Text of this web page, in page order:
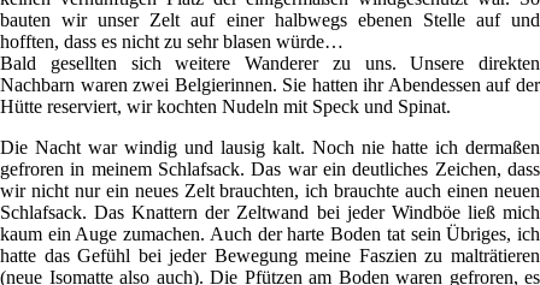
bauten wir unser Zelt auf einer halbwegs ebenen Stelle auf und
hofften, dass es nicht zu sehr blasen würde…
Bald gesellten sich weitere Wanderer zu uns. Unsere direkten
Nachbarn waren zwei Belgierinnen. Sie hatten ihr Abendessen auf der
Hütte reserviert, wir kochten Nudeln mit Speck und Spinat.
Die Nacht war windig und lausig kalt. Noch nie hatte ich dermaßen
gefroren in meinem Schlafsack. Das war ein deutliches Zeichen, dass
wir nicht nur ein neues Zelt brauchten, ich brauchte auch einen neuen
Schlafsack. Das Knattern der Zeltwand bei jeder Windböe ließ mich
kaum ein Auge zumachen. Auch der harte Boden tat sein Übriges, ich
hatte das Gefühl bei jeder Bewegung meine Faszien zu malträtieren
(neue Isomatte also auch). Die Pfützen am Boden waren gefroren, es